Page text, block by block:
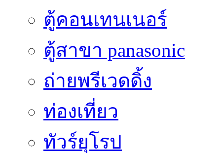
ตู้คอนเทนเนอร์
ตู้สาขา panasonic
ถ่ายพรีเวดดิ้ง
ท่องเที่ยว
ทัวร์ยุโรป